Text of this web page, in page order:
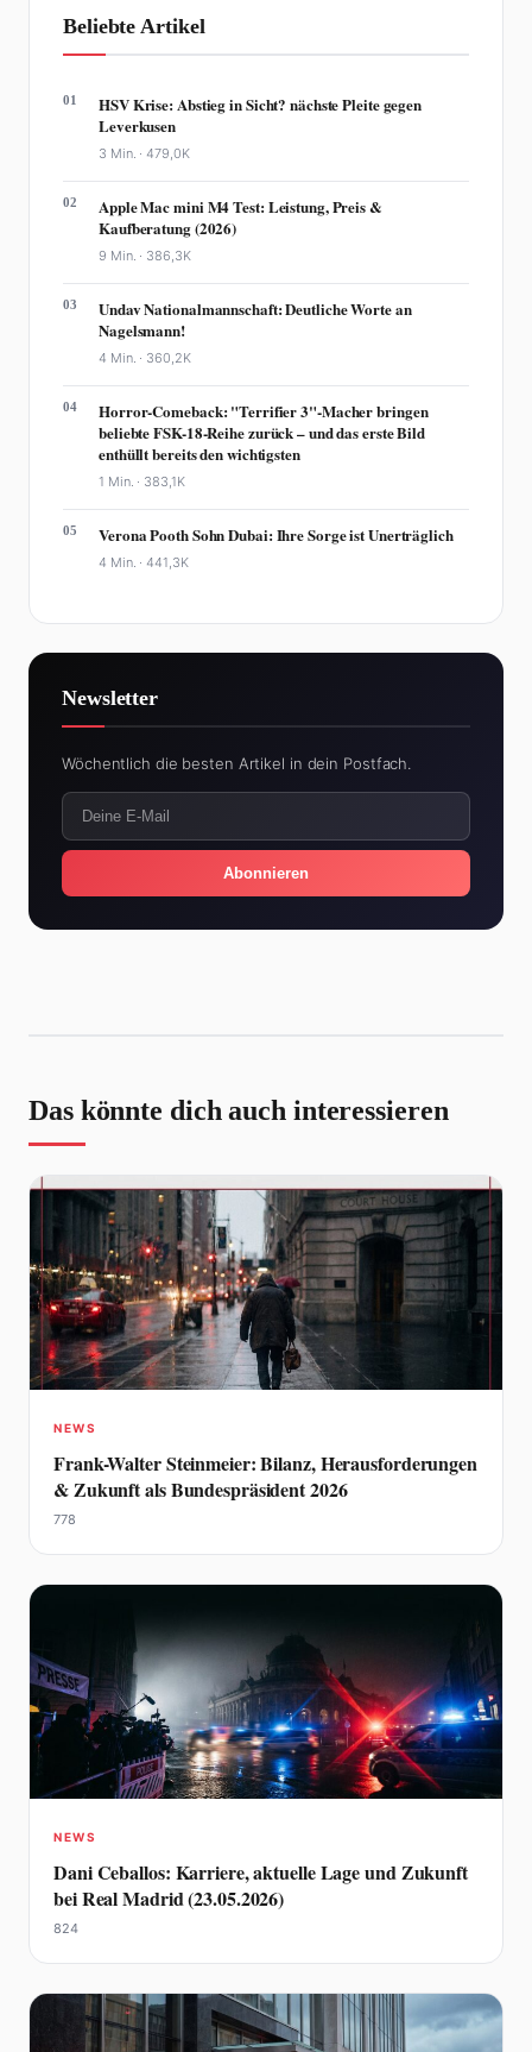
Beliebte Artikel
01
HSV Krise: Abstieg in Sicht? nächste Pleite gegen
Leverkusen
3 Min. ·479,0K
02
Apple Mac mini M4 Test: Leistung, Preis &
Kaufberatung (2026)
9 Min. · 386,3K
03
Undav Nationalmannschaft: Deutliche Worte an
Nagelsmann!
4 Min. · 360,2K
04
Horror-Comeback: "Terrifier 3"-Macher bringen
beliebte FSK-18-Reihe zurück – und das erste Bild
enthüllt bereits den wichtigsten
1 Min. · 383,1K
05 Verona Pooth Sohn Dubai: Ihre Sorge ist Unerträglich
4 Min. ·441,3K
Newsletter
Wöchentlich die besten Artikel in dein Postfach.
Abonnieren
Das könnte dich auch interessieren
NEWS
Frank-Walter Steinmeier: Bilanz, Herausforderungen
& Zukunft als Bundespräsident 2026
778
NEWS
Dani Ceballos: Karriere, aktuelle Lage und Zukunft
bei Real Madrid (23.05.2026)
824